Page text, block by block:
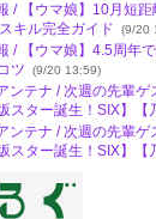
/ 【ウマ娘】10月短
キル完全ガイド
(9/20
/ 【ウマ娘】4.5周年
ツ
(9/20 13:59)
ンテナ / 次週の先輩ゲ
スター誕生！SIX】【
ンテナ / 次週の先輩ゲ
スター誕生！SIX】【